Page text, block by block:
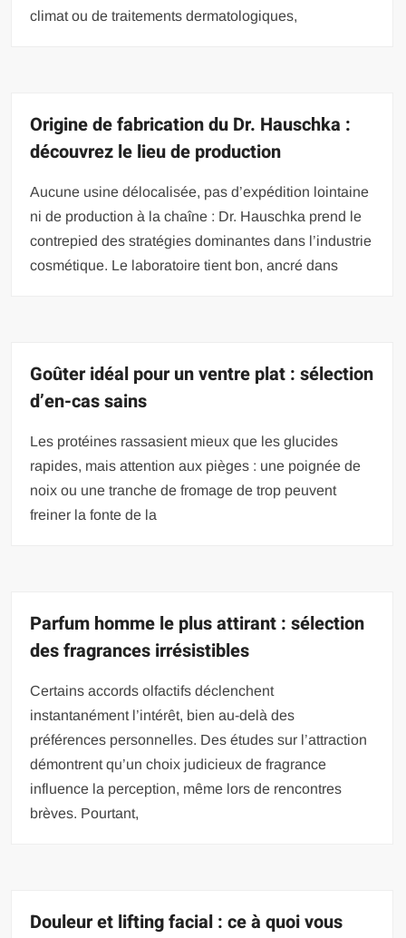
climat ou de traitements dermatologiques,
Origine de fabrication du Dr. Hauschka :
découvrez le lieu de production
Aucune usine délocalisée, pas d’expédition lointaine
ni de production à la chaîne : Dr. Hauschka prend le
contrepied des stratégies dominantes dans l’industrie
cosmétique. Le laboratoire tient bon, ancré dans
Goûter idéal pour un ventre plat : sélection
d’en-cas sains
Les protéines rassasient mieux que les glucides
rapides, mais attention aux pièges : une poignée de
noix ou une tranche de fromage de trop peuvent
freiner la fonte de la
Parfum homme le plus attirant : sélection
des fragrances irrésistibles
Certains accords olfactifs déclenchent
instantanément l’intérêt, bien au-delà des
préférences personnelles. Des études sur l’attraction
démontrent qu’un choix judicieux de fragrance
influence la perception, même lors de rencontres
brèves. Pourtant,
Douleur et lifting facial : ce à quoi vous